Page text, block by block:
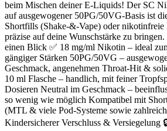
beim Mischen deiner E-Liquids! Der SC
auf ausgewogener 50PG/50VG-Basis ist
Shortfills (Shake-&-Vape) oder nikotinfreie
präzise auf deine Wunschstärke zu
einen Blick ✅ 18 mg/ml Nikotin – ideal
gängiger Stärken 50PG/50VG –
Geschmack, angenehmen Throat-Hit &
10 ml Flasche – handlich, mit feiner
Dosieren Neutral im Geschmack –
so wenig wie möglich Kompatibel mit
(MTL & viele Pod-Systeme sowie
Kindersicherer Verschluss & Versiegelung